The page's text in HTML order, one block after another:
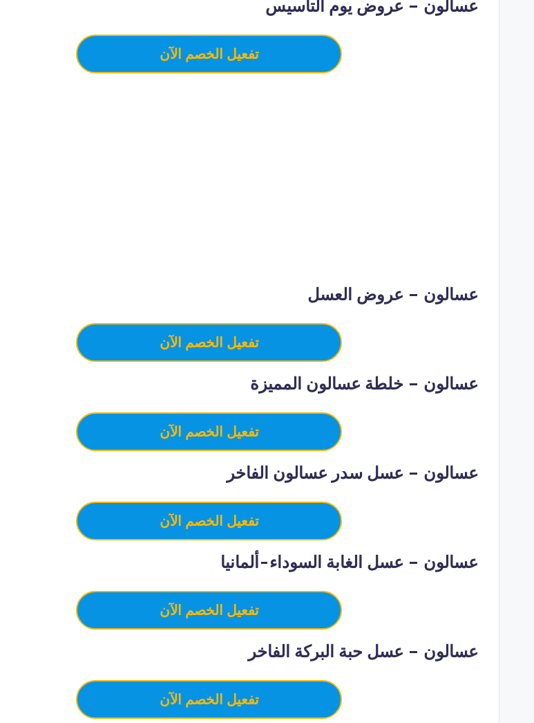
عسالون – عروض يوم التأسيس
تفعيل الخصم الآن
عسالون – عروض العسل
تفعيل الخصم الآن
عسالون – خلطة عسالون المميزة
تفعيل الخصم الآن
عسالون – عسل سدر عسالون الفاخر
تفعيل الخصم الآن
عسالون – عسل الغابة السوداء-ألمانيا
تفعيل الخصم الآن
عسالون – عسل حبة البركة الفاخر
تفعيل الخصم الآن